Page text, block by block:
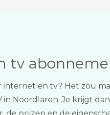
tv
en tv? Het zou
in Noordlaren. Je krijgt